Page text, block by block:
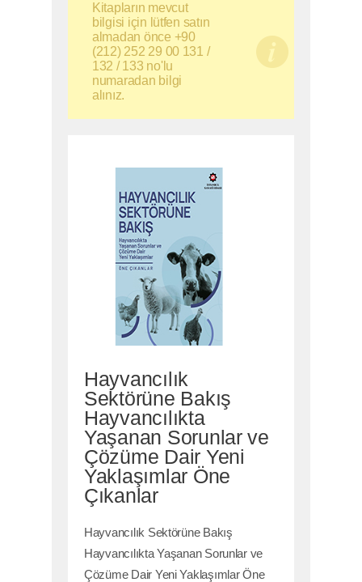
Kitapların mevcut
bilgisi için lütfen satın
almadan önce +90
(212) 252 29 00 131 /
132 / 133 no'lu
numaradan bilgi
alınız.
Hayvancılık
Sektörüne Bakış
Hayvancılıkta
Yaşanan Sorunlar ve
Çözüme Dair Yeni
Yaklaşımlar Öne
Çıkanlar
Hayvancılık Sektörüne Bakış
Hayvancılıkta Yaşanan Sorunlar ve
Çözüme Dair Yeni Yaklaşımlar Öne